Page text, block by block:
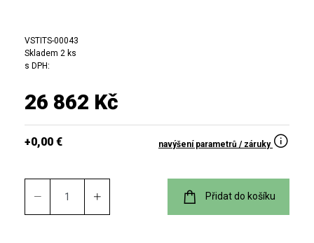
VSTITS-00043
Skladem 2 ks
s DPH:
26 862 Kč
+0,00 € navýšení parametrů / záruky
Přidat do košíku